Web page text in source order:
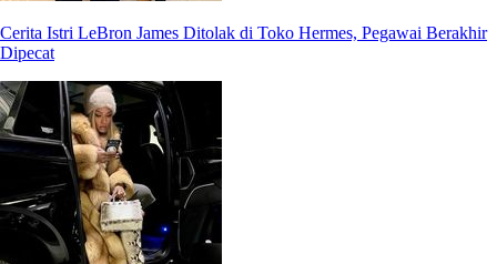
Cerita Istri LeBron James Ditolak di Toko Hermes, Pegawai Berakhir
Dipecat